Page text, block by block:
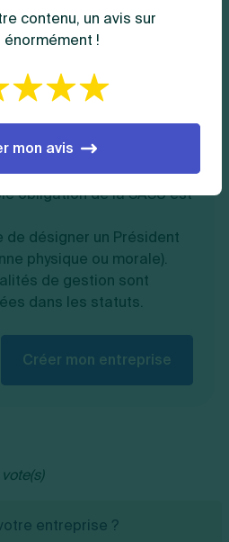
"Société par Actions
est un statut
associé.
pour le gérant cherchant
de beaucoup de
les prises de décisions.
obligation de la SASU est
désigner un Président
physique ou morale).
de gestion sont
dans les statuts.
Créer mon entreprise
entreprise ?
contenu, un avis sur
!
mon avis